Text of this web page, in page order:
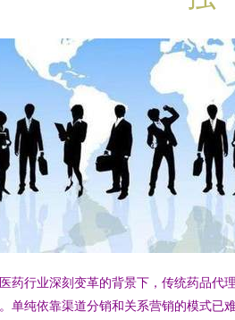
药行业深刻变革的背景下，传统药品代
单纯依靠渠道分销和关系营销的模式已